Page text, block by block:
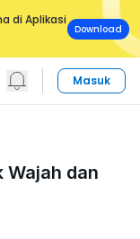
di Aplikasi
Download
Masuk
dan